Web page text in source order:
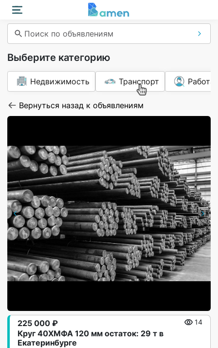
Поиск по объявлениям
Выберите категорию
Недвижимость Транспорт Работа
Вернуться назад к объявлениям
Круг 40ХМФА 120 мм остаток: 29 т в
Екатеринбурге
225 000 ₽ 14